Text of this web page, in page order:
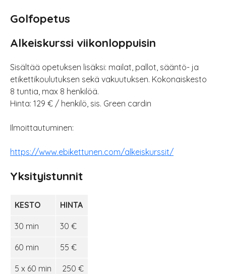
Golfopetus
Alkeiskurssi viikonloppuisin
Sisältää opetuksen lisäksi: mailat, pallot, sääntö- ja
etikettikoulutuksen sekä vakuutuksen. Kokonaiskesto
8 tuntia, max 8 henkilöä.
Hinta: 129 € / henkilö, sis. Green cardin
Ilmoittautuminen:
https://www.ebikettunen.com/alkeiskurssit/
Yksityistunnit
KESTO HINTA
30 min 30 €
60 min 55 €
5 x 60 min 250 €